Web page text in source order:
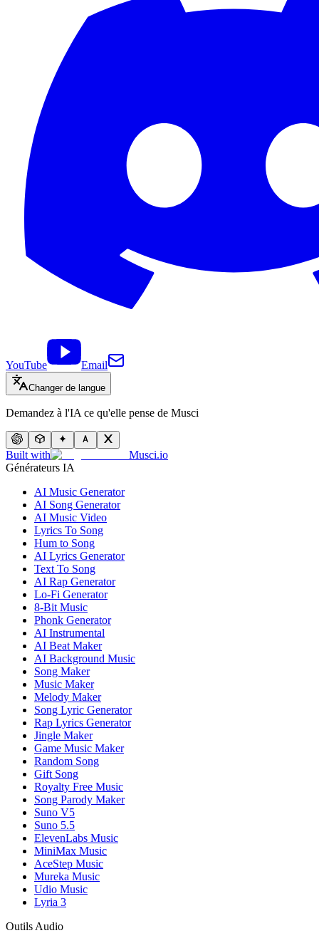
YouTube Email
Changer de langue
Demandez à l'IA ce qu'elle pense de Musci
Built with
Musci.io
Générateurs IA
AI Music Generator
AI Song Generator
AI Music Video
Lyrics To Song
Hum to Song
AI Lyrics Generator
Text To Song
AI Rap Generator
Lo-Fi Generator
8-Bit Music
Phonk Generator
AI Instrumental
AI Beat Maker
AI Background Music
Song Maker
Music Maker
Melody Maker
Song Lyric Generator
Rap Lyrics Generator
Jingle Maker
Game Music Maker
Random Song
Gift Song
Royalty Free Music
Song Parody Maker
Suno V5
Suno 5.5
ElevenLabs Music
MiniMax Music
AceStep Music
Mureka Music
Udio Music
Lyria 3
Outils Audio